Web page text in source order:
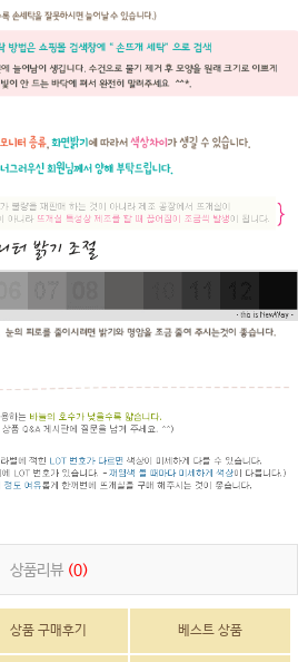
상품리뷰 (0)
상품 구매후기 베스트 상품